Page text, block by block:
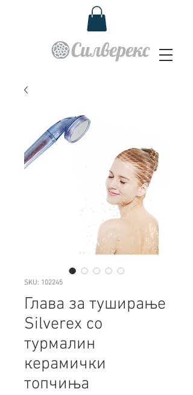
Силверекс
SKU: 102245
Глава за туширање
Silverex со
турмалин
керамички
топчиња